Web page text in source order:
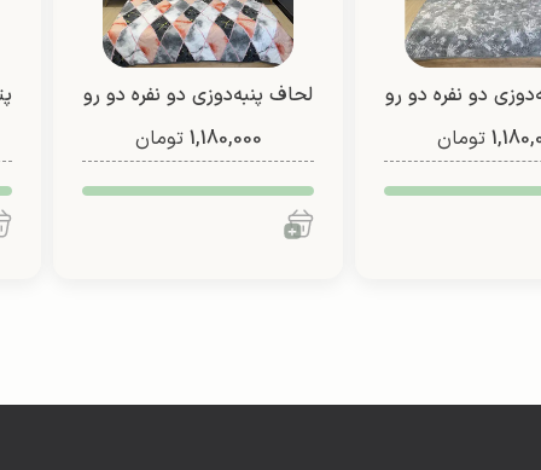
دو نفره دو رو
(طرح 3) تومان
لحاف پنبه‌دوزی دو نفره دو رو
(طرح 7)
1,180,000 تومان